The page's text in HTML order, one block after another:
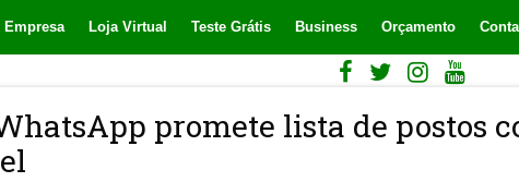
Empresa Loja Virtual Teste Grátis Business Orçamento
promete lista de postos